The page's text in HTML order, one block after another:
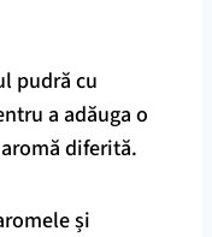
pudră cu
a adăuga o
diferită.
și